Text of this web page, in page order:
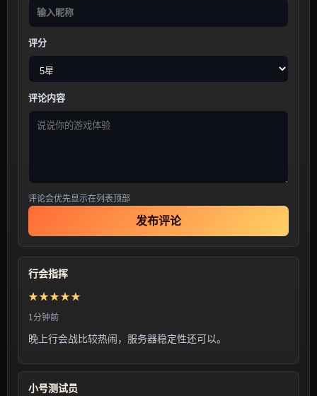
评分
评论内容
评论会优先显示在列表顶部
发布评论
行会指挥
★★★★★
1分钟前
晚上行会战比较热闹，服务器稳定性还可以。
小号测试员